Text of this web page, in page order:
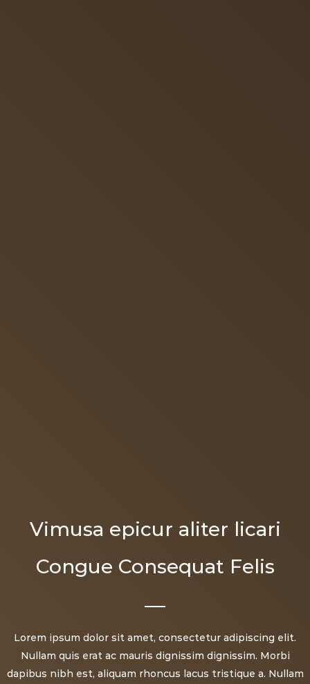
Vimusa epicur aliter licari
Congue Consequat Felis
Lorem ipsum dolor sit amet, consectetur adipiscing elit.
Nullam quis erat ac mauris dignissim dignissim. Morbi
dapibus nibh est, aliquam rhoncus lacus tristique a. Nullam